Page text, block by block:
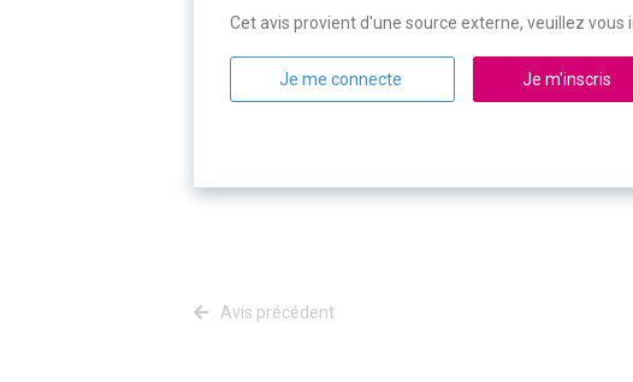
Cet avis provient d'une source externe, veuillez vous
Je me connecte Je m'inscris
Avis précédent